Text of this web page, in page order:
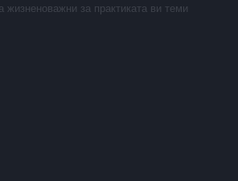
жизненоважни за практиката ви теми